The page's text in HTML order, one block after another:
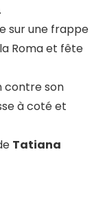
sur une frappe
Roma et fête
contre son
à coté et
Tatiana